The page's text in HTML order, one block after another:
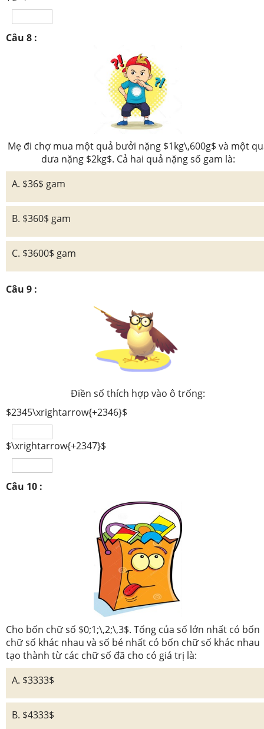
Câu 8 :
Mẹ đi chợ mua một quả bưởi nặng $1kg\,600g$ và một
dưa nặng $2kg$. Cả hai quả nặng số gam là:
A. $36$ gam
B. $360$ gam
C. $3600$ gam
Câu 9 :
Điền số thích hợp vào ô trống:
$2345\xrightarrow{+2346}$
$\xrightarrow{+2347}$
Câu 10 :
Cho bốn chữ số $0;1;\,2;\,3$. Tổng của số lớn nhất có bốn
chữ số khác nhau và số bé nhất có bốn chữ số khác nhau
tạo thành từ các chữ số đã cho có giá trị là:
A. $3333$
B. $4333$